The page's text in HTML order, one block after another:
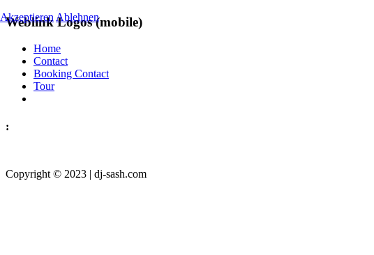
Weblink Logos (mobile)
Home
Contact
Booking Contact
Tour
:
Copyright © 2023 | dj-sash.com
Akzeptieren Ablehnen